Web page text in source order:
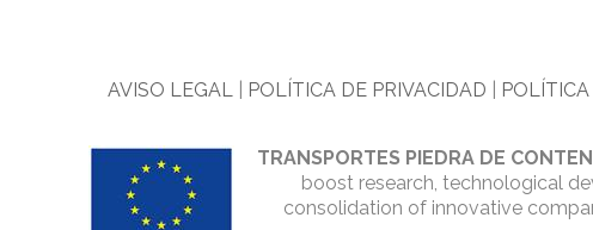
AVISO LEGAL POLÍTICA DE PRIVACIDAD
TRANSPORTES PIEDRA DE
boost research, technological
consolidation of innovative